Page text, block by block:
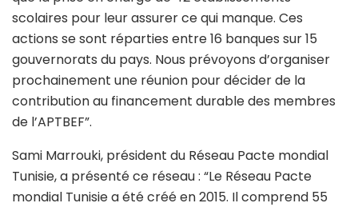
scolaires pour leur assurer ce qui manque. Ces
actions se sont réparties entre 16 banques sur 15
gouvernorats du pays. Nous prévoyons d’organiser
prochainement une réunion pour décider de la
contribution au financement durable des membres
de l’APTBEF”.
Sami Marrouki, président du Réseau Pacte mondial
Tunisie, a présenté ce réseau : “Le Réseau Pacte
mondial Tunisie a été créé en 2015. Il comprend 55